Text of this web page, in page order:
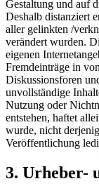
Gestaltung und auf
Deshalb distanziert
aller gelinkten /
verändert wurden.
eigenen
Fremdeinträge in
Diskussionsforen
unvollständige
Nutzung oder
entstehen, haftet
wurde, nicht
Veröffentlichung
3. Urheber-